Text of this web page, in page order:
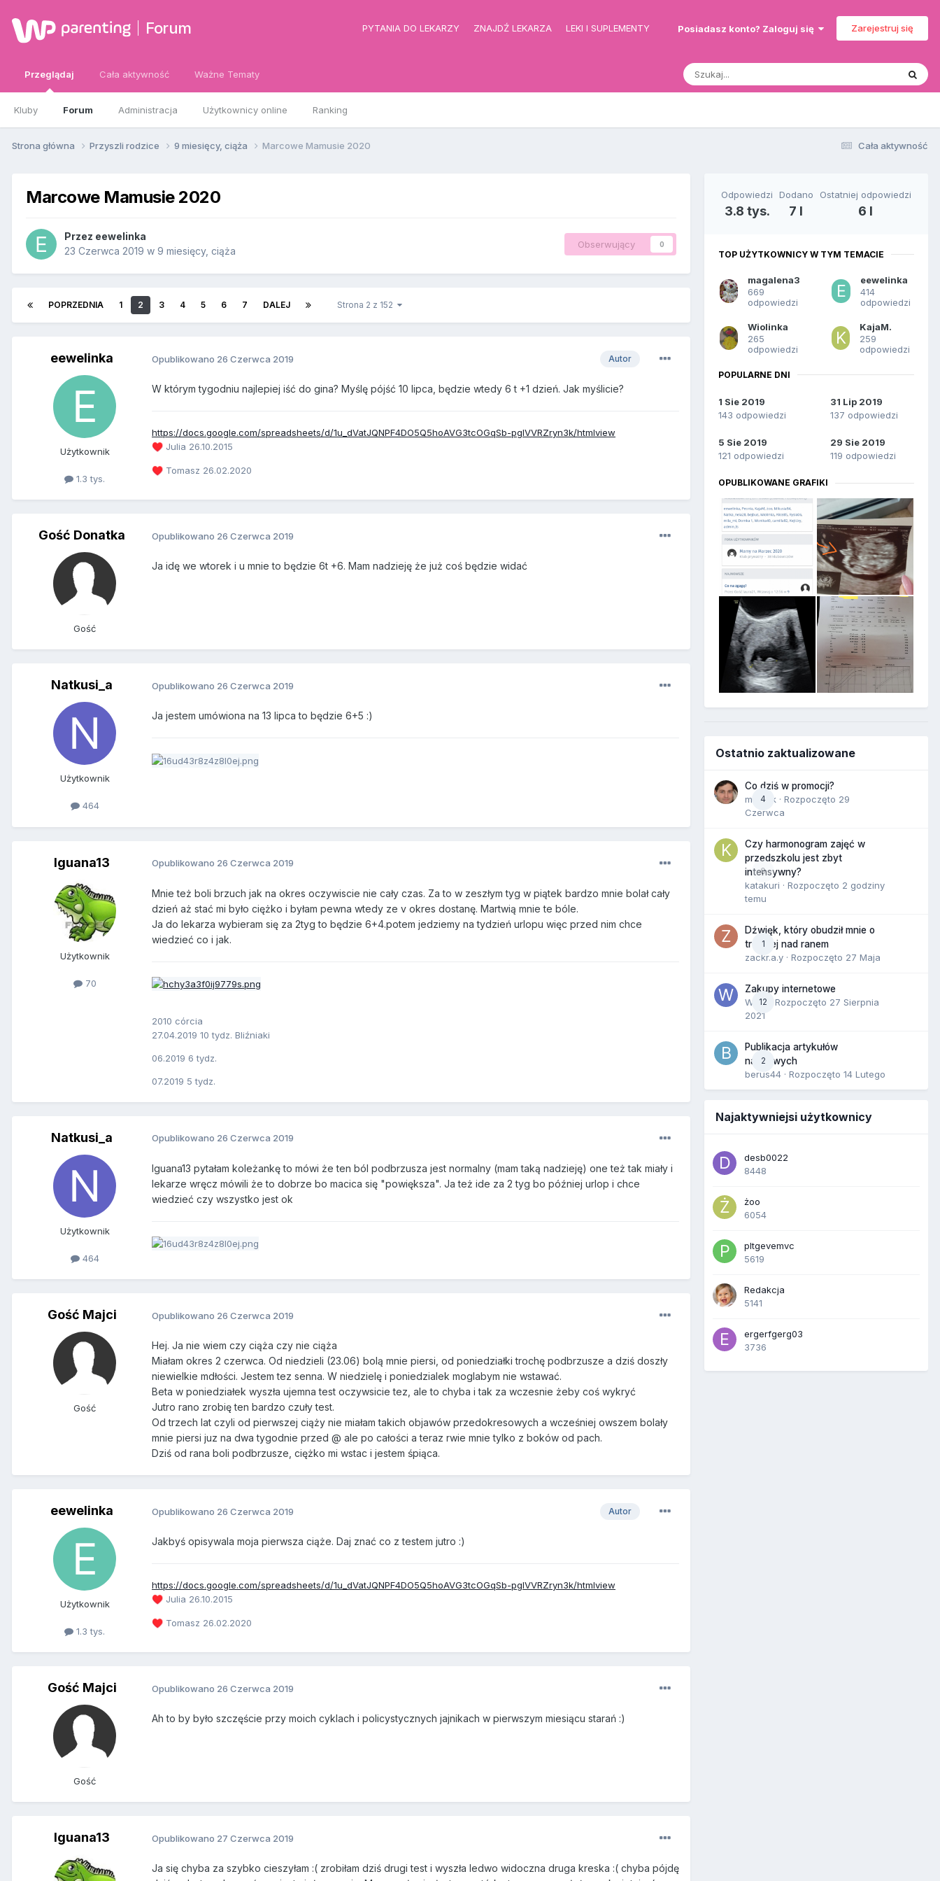
Forum PYTANIA DO LEKARZY ZNAJDŹ LEKARZA LEKI I SUPLEMENTY Posiadasz konto? Zaloguj się Zarejestruj się
Przeglądaj
Kluby Forum Administracja Użytkownicy online Ranking
Cała aktywność Ważne Tematy
Cała aktywność
Strona główna Przyszli rodzice 9 miesięcy, ciąża Marcowe Mamusie 2020
Marcowe Mamusie 2020
Przez eewelinka
23 Czerwca 2019 w 9 miesięcy, ciąża
Obserwujący 0
POPRZEDNIA 1 2 3 4 5 6 7 DALEJ Strona 2 z 152
eewelinka
Użytkownik
1.3 tys.
Autor
Opublikowano 26 Czerwca 2019
W którym tygodniu najlepiej iść do gina? Myślę pójść 10 lipca, będzie wtedy 6 t +1 dzień. Jak myślicie?
https://docs.google.com/spreadsheets/d/1u_dVatJQNPF4DO5Q5hoAVG3tcOGqSb-pglVVRZryn3k/htmlview
♥️ Julia 26.10.2015
♥️ Tomasz 26.02.2020
Gość Donatka
Gość
Opublikowano 26 Czerwca 2019
Ja idę we wtorek i u mnie to będzie 6t +6. Mam nadzieję że już coś będzie widać
Natkusi_a
Użytkownik
464
Opublikowano 26 Czerwca 2019
Ja jestem umówiona na 13 lipca to będzie 6+5 :)
Iguana13
Użytkownik
70
Opublikowano 26 Czerwca 2019
Mnie też boli brzuch jak na okres oczywiscie nie cały czas. Za to w zeszłym tyg w piątek bardzo mnie bolał cały
dzień aż stać mi było ciężko i byłam pewna wtedy ze v okres dostanę. Martwią mnie te bóle.
Ja do lekarza wybieram się za 2tyg to będzie 6+4.potem jedziemy na tydzień urlopu więc przed nim chce
wiedzieć co i jak.
2010 córcia
27.04.2019 10 tydz. Bliźniaki
06.2019 6 tydz.
07.2019 5 tydz.
Natkusi_a
Użytkownik
464
Opublikowano 26 Czerwca 2019
Iguana13 pytałam koleżankę to mówi że ten ból podbrzusza jest normalny (mam taką nadzieję) one też tak miały i
lekarze wręcz mówili że to dobrze bo macica się "powiększa". Ja też ide za 2 tyg bo później urlop i chce
wiedzieć czy wszystko jest ok
Gość Majci
Gość
Opublikowano 26 Czerwca 2019
Hej. Ja nie wiem czy ciąża czy nie ciąża
Miałam okres 2 czerwca. Od niedzieli (23.06) bolą mnie piersi, od poniedziałki trochę podbrzusze a dziś doszły
niewielkie mdłości. Jestem tez senna. W niedzielę i poniedzialek moglabym nie wstawać.
Beta w poniedziałek wyszła ujemna test oczywsicie tez, ale to chyba i tak za wczesnie żeby coś wykryć
Jutro rano zrobię ten bardzo czuły test.
Od trzech lat czyli od pierwszej ciąży nie miałam takich objawów przedokresowych a wcześniej owszem bolały
mnie piersi juz na dwa tygodnie przed @ ale po całości a teraz rwie mnie tylko z boków od pach.
Dziś od rana boli podbrzusze, ciężko mi wstac i jestem śpiąca.
eewelinka
Użytkownik
1.3 tys.
Autor
Opublikowano 26 Czerwca 2019
Jakbyś opisywala moja pierwsza ciąże. Daj znać co z testem jutro :)
https://docs.google.com/spreadsheets/d/1u_dVatJQNPF4DO5Q5hoAVG3tcOGqSb-pglVVRZryn3k/htmlview
♥️ Julia 26.10.2015
♥️ Tomasz 26.02.2020
Gość Majci
Gość
Opublikowano 26 Czerwca 2019
Ah to by było szczęście przy moich cyklach i policystycznych jajnikach w pierwszym miesiącu starań :)
Iguana13 Opublikowano 27 Czerwca 2019
Ja się chyba za szybko cieszyłam :( zrobiłam dziś drugi test i wyszła ledwo widoczna druga kreska :( chyba pójdę
Odpowiedzi
3.8 tys.
Dodano
7 l
Ostatniej odpowiedzi
6 l
TOP UŻYTKOWNICY W TYM TEMACIE
magalena3
669
odpowiedzi
eewelinka
414
odpowiedzi
Wiolinka
265
odpowiedzi
KajaM.
259
odpowiedzi
POPULARNE DNI
1 Sie 2019
143 odpowiedzi
31 Lip 2019
137 odpowiedzi
5 Sie 2019
121 odpowiedzi
29 Sie 2019
119 odpowiedzi
OPUBLIKOWANE GRAFIKI
Ostatnio zaktualizowane
4
Co dziś w promocji?
maciek · Rozpoczęto 29
Czerwca
0
Czy harmonogram zajęć w
przedszkolu jest zbyt
intensywny?
katakuri · Rozpoczęto 2 godziny
temu
1
Dźwięk, który obudził mnie o
trzeciej nad ranem
zackr.a.y · Rozpoczęto 27 Maja
12
Zakupy internetowe
Wula · Rozpoczęto 27 Sierpnia
2021
2
Publikacja artykułów
naukowych
berus44 · Rozpoczęto 14 Lutego
Najaktywniejsi użytkownicy
desb0022
8448
żoo
6054
pltgevemvc
5619
Redakcja
5141
ergerfgerg03
3736